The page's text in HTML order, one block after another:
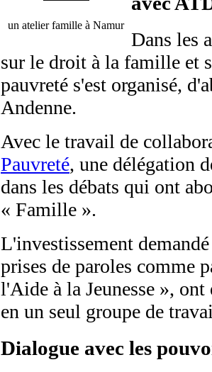
un atelier famille à Namur
Dans les
sur le droit à la famille et
pauvreté s'est organisé,
Andenne.
Avec le travail de
Pauvreté, une délégation
dans les débats qui ont
« Famille ».
L'investissement
prises de paroles comme
l'Aide à la Jeunesse »,
en un seul groupe de
Dialogue avec les